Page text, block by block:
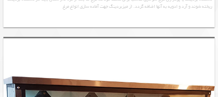
ریخته شوند و آرد و ادویه به آنها اضافه گردد. از میزبردینگ جهت آماده سازی انواع مرغ